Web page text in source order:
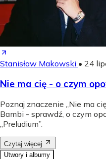
Stanisław Makowski • 24
Nie ma cię - o czym
Poznaj znaczenie „Nie ma
Bambi - sprawdź, o czym
„Preludium”.
Czytaj więcej
Utwory i albumy